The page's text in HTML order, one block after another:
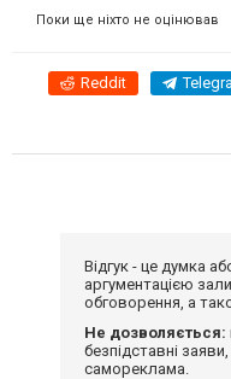
Поки ще ніхто не оцінював
Reddit
Відгук - це думка
аргументацією
обговорення, а
Не дозволяється:
безпідставні
самореклама.